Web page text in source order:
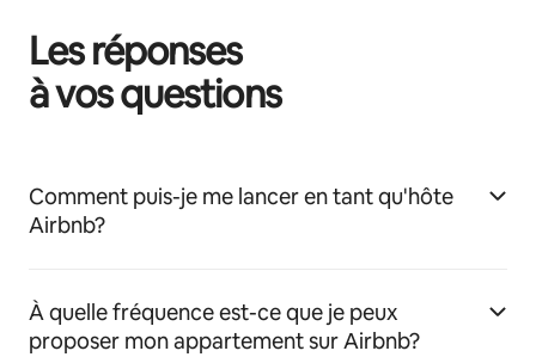
Les réponses
à vos questions
Comment puis-je me lancer en tant qu'hôte
Airbnb?
À quelle fréquence est-ce que je peux
proposer mon appartement sur Airbnb?